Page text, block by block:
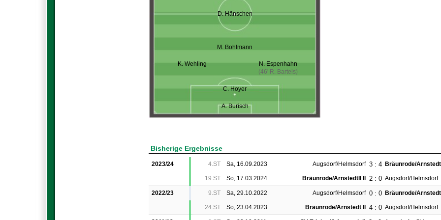
D. Hänschen
M. Bohlmann
K. Wehling
N. Espenhahn
(46' R. Bartels)
C. Hoyer
A. Burisch
Bisherige Ergebnisse
2023/24 4.ST Sa, 16.09.2023 Augsdorf/Helmsdorf 3 : 4 Bräunrode/
19.ST So, 17.03.2024 Bräunrode/ArnstedtII II 2 : 0 Augsdorf/Helmsdorf
2022/23 9.ST Sa, 29.10.2022 Augsdorf/Helmsdorf 0 : 0 Bräunrode/Arnstedt
24.ST So, 23.04.2023 Bräunrode/Arnstedt II 4 : 0 Augsdorf/Helmsdorf